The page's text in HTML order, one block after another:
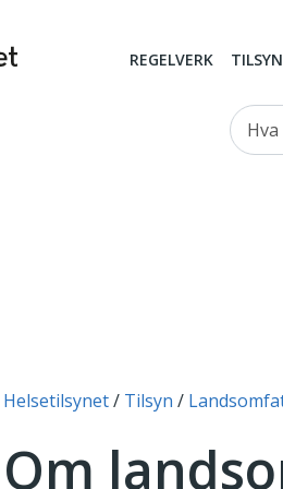
REGELVERK TILSYN
Hva
Du er her:
Helsetilsynet Tilsyn
Om